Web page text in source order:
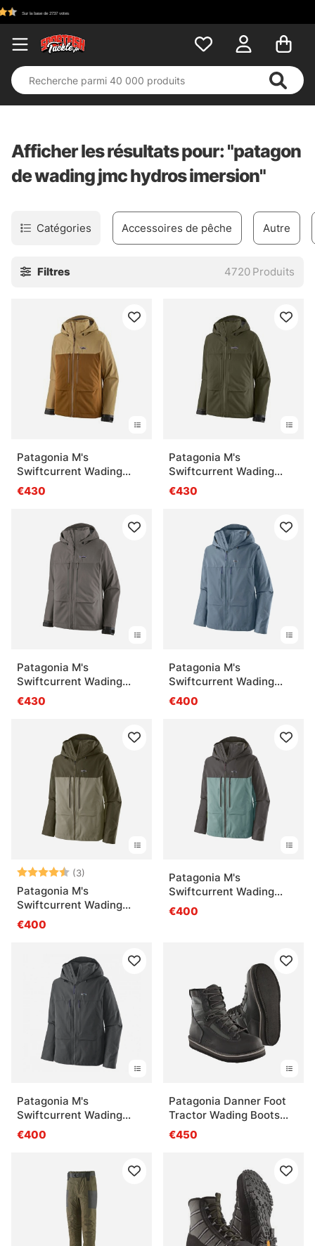
Afficher les résultats pour: "patagon
de wading jmc hydros imersion"
Catégories Accessoires de pêche Autre
Filtres 4720 Produits
Patagonia M's
Swiftcurrent Wading
Jacket WLFB
€430
Patagonia M's
Swiftcurrent Wading
Jacket PNGR
€430
Patagonia M's
Swiftcurrent Wading
Jacket NGRY
€430
Patagonia M's
Swiftcurrent Wading
Jacket UTB
€400
Note: (3)
Patagonia M's
Swiftcurrent Wading
Jacket River Rock Green
€400
Patagonia M's
Swiftcurrent Wading
Jacket BLSG
€400
Patagonia M's
Swiftcurrent Wading
Jacket, FGE
€400
Patagonia Danner Foot
Tractor Wading Boots
Felt
€450